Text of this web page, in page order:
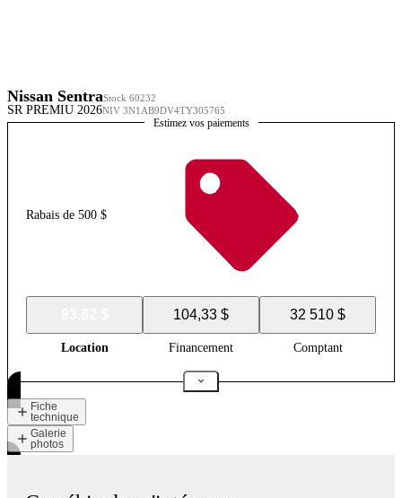
Nissan SentraStock 60232
SR PREMIU 2026NIV 3N1AB9DV4TY305765
Estimez vos paiements
Rabais de 500 $
104,33 $ 32 510 $
Location Financement Comptant
Fiche
technique
Galerie
photos